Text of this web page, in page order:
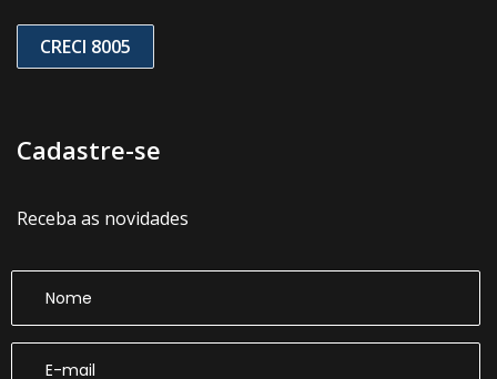
CRECI 8005
Cadastre-se
Receba as novidades